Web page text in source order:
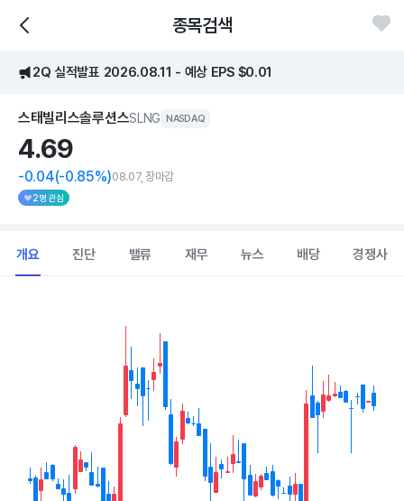
종목검색
2Q 실적발표 2026.08.11 - 예상 EPS $0.01
스태빌리스솔루션스SLNG NASDAQ
4.69
-0.04(-0.85%)08.07, 장마감
2명 관심
개요 진단 밸류 재무 뉴스 배당 경쟁사
View as data table, Chart
The chart has 1 X axis displaying Time. Data ranges from
The chart has 1 Y axis displaying values. Data ranges from 3.39